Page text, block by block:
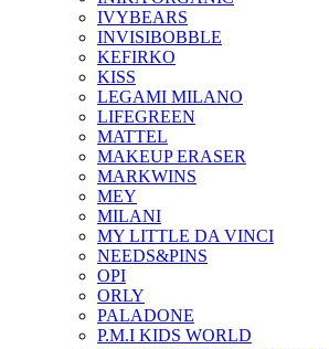
IVYBEARS
INVISIBOBBLE
KEFIRKO
KISS
LEGAMI MILANO
LIFEGREEN
MATTEL
MAKEUP ERASER
MARKWINS
MEY
MILANI
MY LITTLE DA VINCI
NEEDS&PINS
OPI
ORLY
PALADONE
P.M.I KIDS WORLD